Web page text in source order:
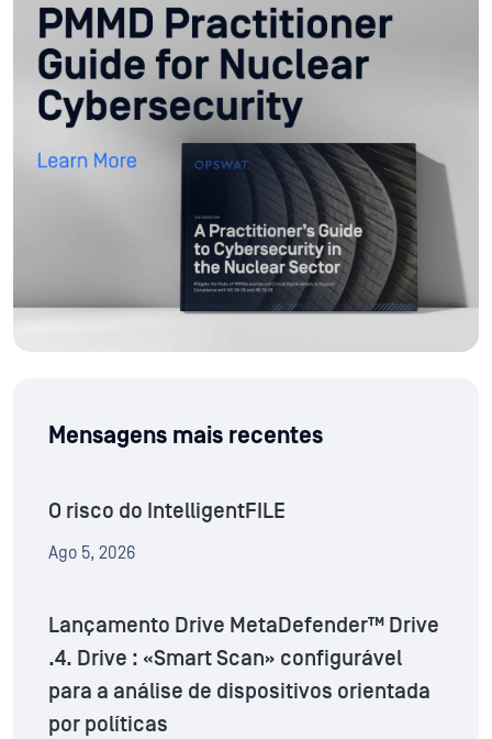
Mensagens mais recentes
O risco do IntelligentFILE
Ago 5, 2026
Lançamento Drive MetaDefender™ Drive
.4. Drive : «Smart Scan» configurável
para a análise de dispositivos orientada
por políticas